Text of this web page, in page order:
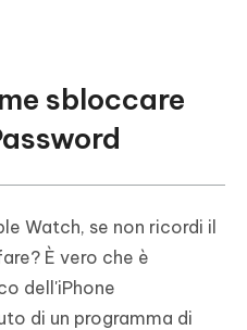
sbloccare
Watch, se non ricordi il
È vero che è
dell'iPhone
di un programma di